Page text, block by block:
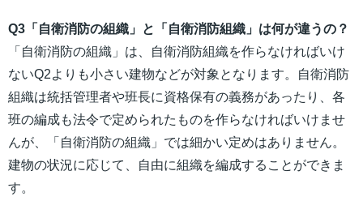
Q3「自衛消防の組織」と「自衛消防組織」は何が違うの？
「自衛消防の組織」は、自衛消防組織を作らなければいけ
ないQ2よりも小さい建物などが対象となります。自衛消防
組織は統括管理者や班長に資格保有の義務があったり、各
班の編成も法令で定められたものを作らなければいけませ
んが、「自衛消防の組織」では細かい定めはありません。
建物の状況に応じて、自由に組織を編成することができま
す。